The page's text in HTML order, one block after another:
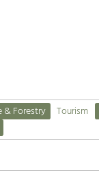
& Forestry Tourism